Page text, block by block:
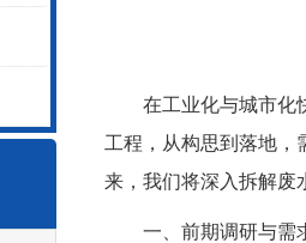
在工业化与城市化快
工程，从构思到落地，
来，我们将深入拆解废
一、前期调研与需求